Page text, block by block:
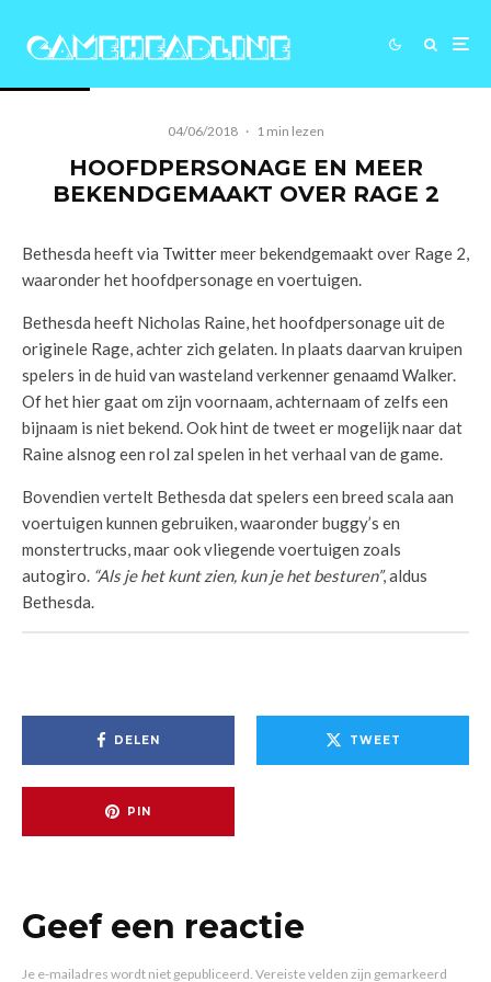
04/06/2018 · 1 min lezen
HOOFDPERSONAGE EN MEER
BEKENDGEMAAKT OVER RAGE 2
Bethesda heeft via Twittermeer bekendgemaakt over Rage 2,
waaronder het hoofdpersonage en voertuigen.
Bethesda heeft Nicholas Raine, het hoofdpersonage uit de
originele Rage, achter zich gelaten. In plaats daarvan kruipen
spelers in de huid van wasteland verkenner genaamd Walker.
Of het hier gaat om zijn voornaam, achternaam of zelfs een
bijnaam is niet bekend. Ook hint de tweet er mogelijk naar dat
Raine alsnog een rol zal spelen in het verhaal van de game.
Bovendien vertelt Bethesda dat spelers een breed scala aan
voertuigen kunnen gebruiken, waaronder buggy’s en
monstertrucks, maar ook vliegende voertuigen zoals
autogiro. “Als je het kunt zien, kun je het besturen”, aldus
Bethesda.
DELEN TWEET
PIN
Geef een reactie
Je e-mailadres wordt niet gepubliceerd. Vereiste velden zijn gemarkeerd